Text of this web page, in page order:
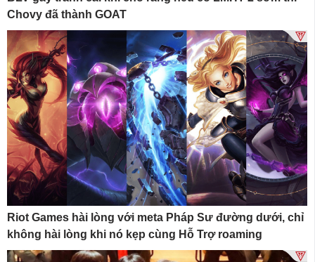
Chovy đã thành GOAT
Riot Games hài lòng với meta Pháp Sư đường dưới, chỉ
không hài lòng khi nó kẹp cùng Hỗ Trợ roaming